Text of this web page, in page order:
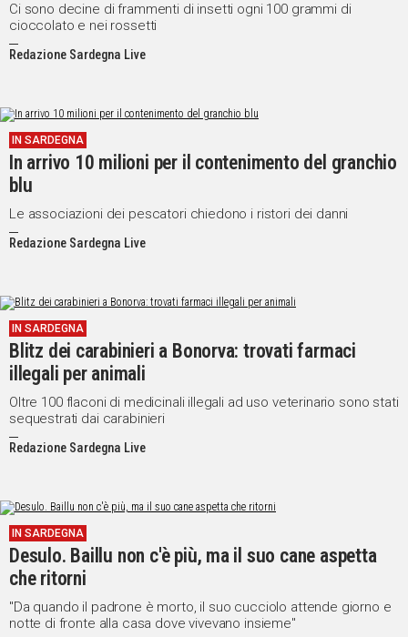
Ci sono decine di frammenti di insetti ogni 100 grammi di
cioccolato e nei rossetti
Redazione Sardegna Live
IN SARDEGNA
In arrivo 10 milioni per il contenimento del granchio
blu
Le associazioni dei pescatori chiedono i ristori dei danni
Redazione Sardegna Live
IN SARDEGNA
Blitz dei carabinieri a Bonorva: trovati farmaci
illegali per animali
Oltre 100 flaconi di medicinali illegali ad uso veterinario sono stati
sequestrati dai carabinieri
Redazione Sardegna Live
IN SARDEGNA
Desulo. Baillu non c'è più, ma il suo cane aspetta
che ritorni
"Da quando il padrone è morto, il suo cucciolo attende giorno e
notte di fronte alla casa dove vivevano insieme"